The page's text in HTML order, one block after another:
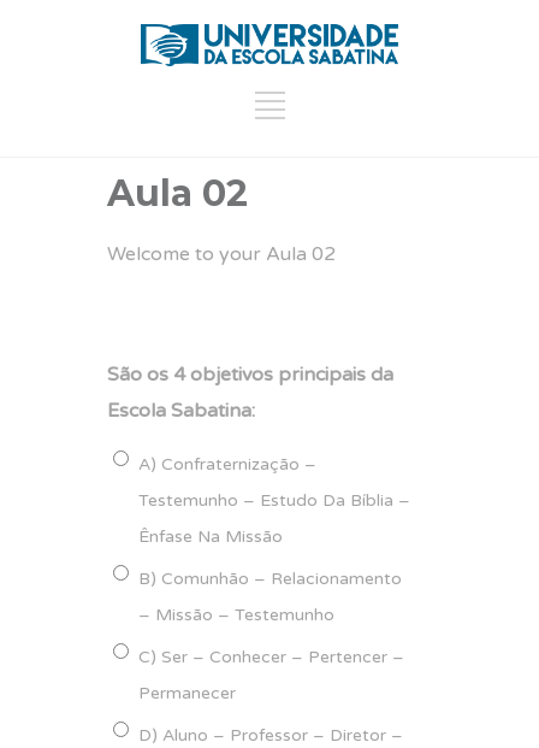
Aula 02
Welcome to your Aula 02
São os 4 objetivos principais da
Escola Sabatina:
A) Confraternização –
Testemunho – Estudo Da Bíblia –
Ênfase Na Missão
B) Comunhão – Relacionamento
– Missão – Testemunho
C) Ser – Conhecer – Pertencer –
Permanecer
D) Aluno – Professor – Diretor –